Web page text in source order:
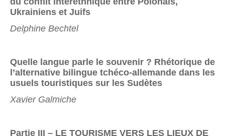
Ukrainiens et Juifs
Delphine Bechtel
Quelle langue parle le souvenir ? Rhétorique de
l’alternative bilingue tchéco-allemande dans les
usuels touristiques sur les Sudètes
Xavier Galmiche
Partie III – LE TOURISME VERS LES LIEUX DE